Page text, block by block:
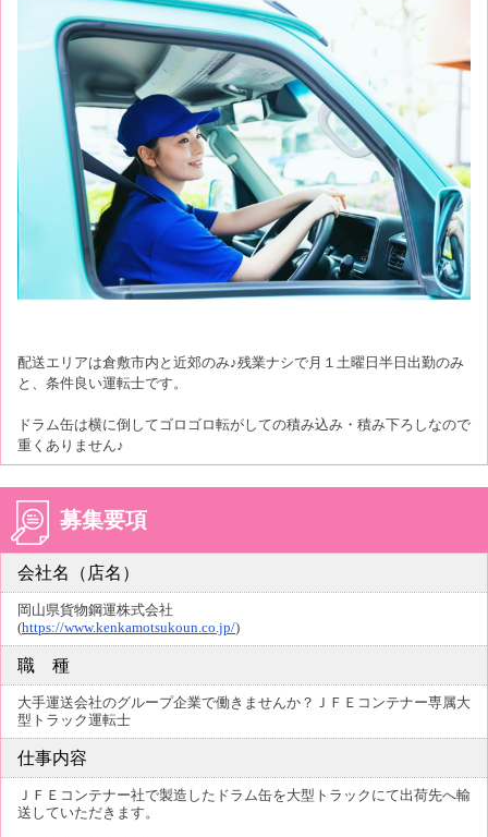
配送エリアは倉敷市内と近郊のみ♪残業ナシで月１土曜日半日出勤のみ
と、条件良い運転士です。
ドラム缶は横に倒してゴロゴロ転がしての積み込み・積み下ろしなので
重くありません♪
募集要項
会社名（店名）
岡山県貨物鋼運株式会社
(https://www.kenkamotsukoun.co.jp/)
職 種
大手運送会社のグループ企業で働きませんか？ＪＦＥコンテナー専属大
型トラック運転士
仕事内容
ＪＦＥコンテナー社で製造したドラム缶を大型トラックにて出荷先へ輸
送していただきます。